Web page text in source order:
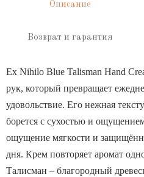
Описание
Возврат и гарантия
Ex Nihilo Blue Talisman Hand
рук, который превращает
удовольствие. Его нежная
борется с сухостью и
ощущение мягкости и
дня. Крем повторяет аромат
Талисман – благородный